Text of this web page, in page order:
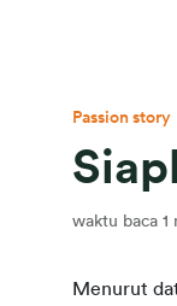
Passion story
waktu baca 1
Menurut